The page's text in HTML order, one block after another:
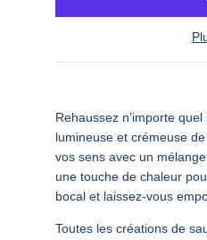
Rehaussez n’importe
lumineuse et crémeuse
vos sens avec un
une touche de chaleur
bocal et laissez-vous
Toutes les créations de